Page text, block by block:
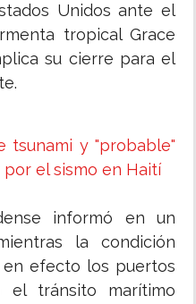
Unidos ante el
tropical Grace
su cierre para el
tsunami y "probable"
el sismo en Haití
informó en un
la condición
en efecto los puertos
el tránsito marítimo